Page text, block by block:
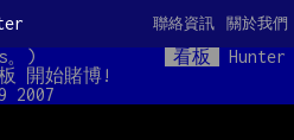
關於我們
聯絡資訊
。) 看板
Hunter
開始賭博!
2007